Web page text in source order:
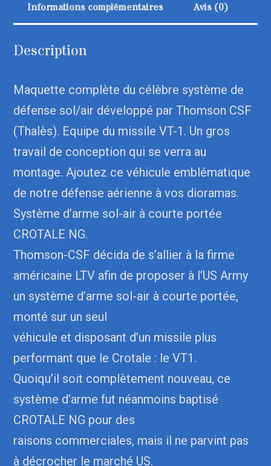
Informations complémentaires Avis (0)
Description
Maquette complète du célèbre système de
défense sol/air développé par Thomson CSF
(Thalès). Equipe du missile VT-1. Un gros
travail de conception qui se verra au
montage. Ajoutez ce véhicule emblématique
de notre défense aérienne à vos dioramas.
Système d’arme sol-air à courte portée
CROTALE NG.
Thomson-CSF décida de s’allier à la firme
américaine LTV afin de proposer à l’US Army
un système d’arme sol-air à courte portée,
monté sur un seul
véhicule et disposant d’un missile plus
performant que le Crotale : le VT1.
Quoiqu’il soit complètement nouveau, ce
système d’arme fut néanmoins baptisé
CROTALE NG pour des
raisons commerciales, mais il ne parvint pas
à décrocher le marché US.